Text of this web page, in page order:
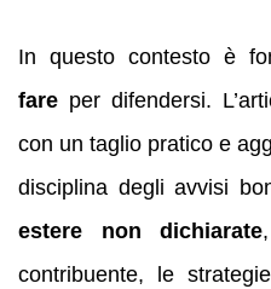
In questo contesto è
fare per difendersi.
con un taglio pratico e
disciplina degli avvisi
estere non dichiarate
contribuente, le